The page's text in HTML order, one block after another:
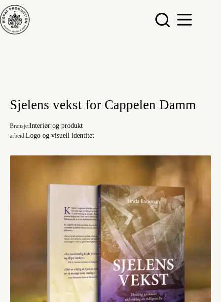
Hopp
til
innholdet
Sjelens vekst for Cappelen Damm
Bransje:Interiør og produkt
arbeid:Logo og visuell identitet